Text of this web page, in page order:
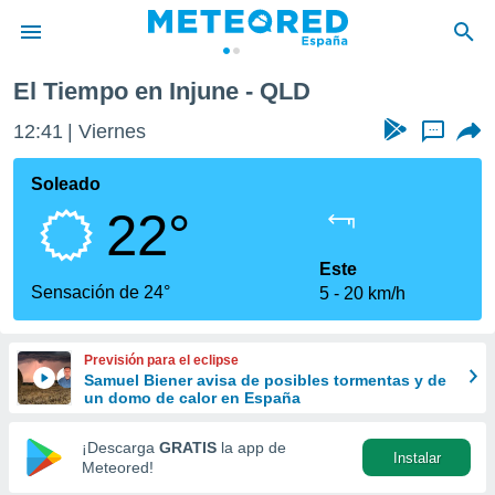
de
por
que se
calidad.
a este
las
y
forma
digital
basada
El Tiempo en Injune - QLD
12:41 Viernes ...
Soleado
22°
Sensación de 24°
Este
5
20 km/h
Previsión para el eclipse
Samuel Biener avisa de posibles tormentas y de
un domo de calor en España
¡Descarga GRATIS la app de
Meteored!
Instalar